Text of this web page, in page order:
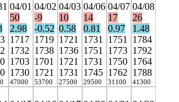
04/01
50
2.98
1717
1732
1703
1730
47000
04/02
-9
-0.52
1719
1738
1701
1721
53700
04/03
10
0.58
1721
1736
1721
1731
27500
04/06
14
0.81
1731
1751
1731
1745
29500
04/07
17
0.97
1751
1773
1750
1762
31100
04/08
26
1.48
1784
1792
1764
1788
41300